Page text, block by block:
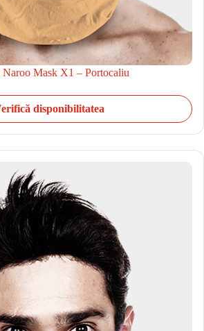
Mask X1 – Portocaliu
disponibilitatea